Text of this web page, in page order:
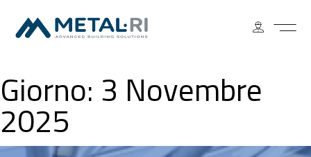
Giorno: 3 Novembre
2025